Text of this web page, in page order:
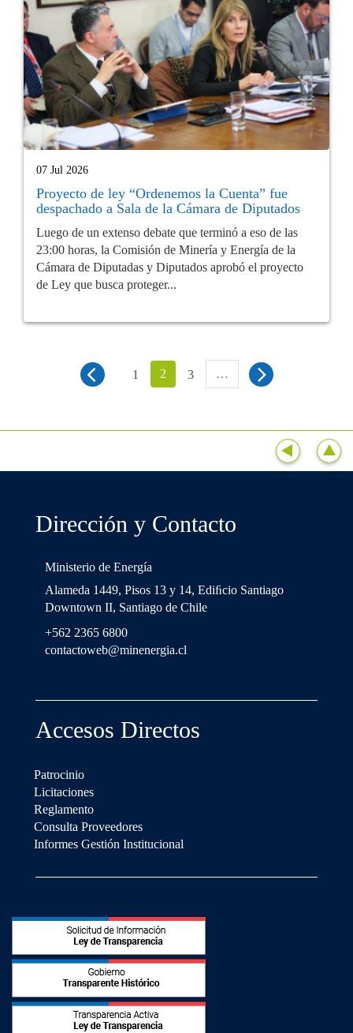
07 Jul 2026
Proyecto de ley “Ordenemos la Cuenta” fue
despachado a Sala de la Cámara de Diputados
Luego de un extenso debate que terminó a eso de las
23:00 horas, la Comisión de Minería y Energía de la
Cámara de Diputadas y Diputados aprobó el proyecto
de Ley que busca proteger...
1 2 3 …
Dirección y Contacto
Ministerio de Energía
Alameda 1449, Pisos 13 y 14, Ediﬁcio Santiago
Downtown II, Santiago de Chile
+562 2365 6800
contactoweb@minenergia.cl
Accesos Directos
Patrocinio
Licitaciones
Reglamento
Consulta Proveedores
Informes Gestión Institucional